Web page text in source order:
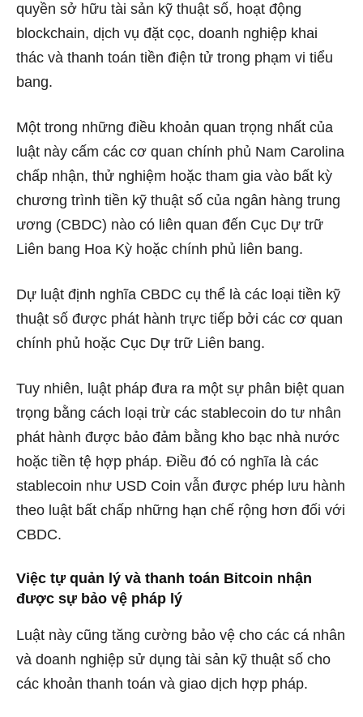
quyền sở hữu tài sản kỹ thuật số, hoạt động
blockchain, dịch vụ đặt cọc, doanh nghiệp khai
thác và thanh toán tiền điện tử trong phạm vi tiểu
bang.
Một trong những điều khoản quan trọng nhất của
luật này cấm các cơ quan chính phủ Nam Carolina
chấp nhận, thử nghiệm hoặc tham gia vào bất kỳ
chương trình tiền kỹ thuật số của ngân hàng trung
ương (CBDC) nào có liên quan đến Cục Dự trữ
Liên bang Hoa Kỳ hoặc chính phủ liên bang.
Dự luật định nghĩa CBDC cụ thể là các loại tiền kỹ
thuật số được phát hành trực tiếp bởi các cơ quan
chính phủ hoặc Cục Dự trữ Liên bang.
Tuy nhiên, luật pháp đưa ra một sự phân biệt quan
trọng bằng cách loại trừ các stablecoin do tư nhân
phát hành được bảo đảm bằng kho bạc nhà nước
hoặc tiền tệ hợp pháp. Điều đó có nghĩa là các
stablecoin như USD Coin vẫn được phép lưu hành
theo luật bất chấp những hạn chế rộng hơn đối với
CBDC.
Việc tự quản lý và thanh toán Bitcoin nhận
được sự bảo vệ pháp lý
Luật này cũng tăng cường bảo vệ cho các cá nhân
và doanh nghiệp sử dụng tài sản kỹ thuật số cho
các khoản thanh toán và giao dịch hợp pháp.